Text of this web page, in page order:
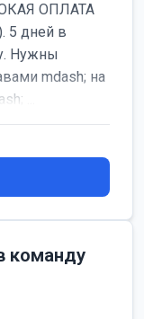
ОПЛАТА
5 дней в
Нужны
mdash; на
...
команду